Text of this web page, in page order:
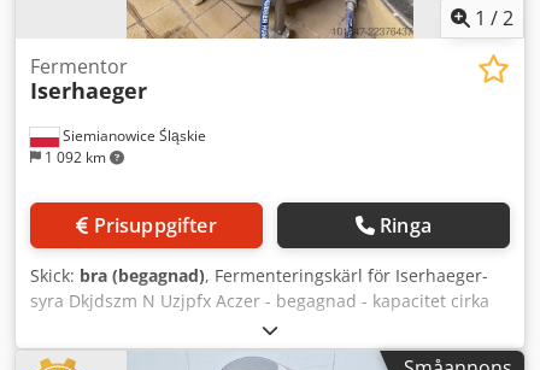
1 /2
Siemianowice Śląskie
1 092 km
Fermentor
Iserhaeger
Prisuppgifter Ringa
Skick: bra (begagnad), Fermenteringskärl för Iserhaeger-
syra Dkjdszm N Uzjpfx Aczer - begagnad - kapacitet cirka
300 liter - maskin från tillverkning - manuell styrning -
ingen garanti - pris 2 000 € EXW